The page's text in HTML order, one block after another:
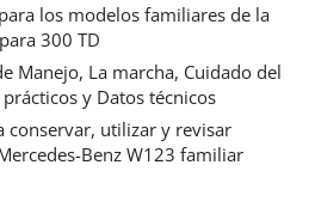
los modelos familiares de la
300 TD
Manejo, La marcha, Cuidado del
y Datos técnicos
conservar, utilizar y revisar
Benz W123 familiar